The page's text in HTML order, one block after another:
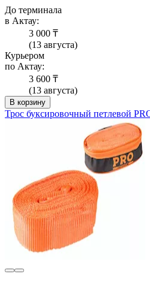
До терминала
в Актау:
3 000 ₸
(13 августа)
Курьером
по Актау:
3 600 ₸
(13 августа)
В корзину
Трос буксировочный петлевой